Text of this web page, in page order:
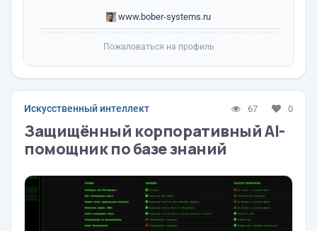
www.bober-systems.ru
Пожаловаться на профиль
Искусственный интеллект 67 0
Защищённый корпоративный AI-
помощник по базе знаний